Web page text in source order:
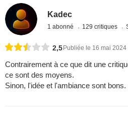
Kadec
1 abonné 129 critiques
2,5 Publiée le 16 mai 2024
Contrairement à ce que dit une
ce sont des moyens.
Sinon, l'idée et l'ambiance sont bons.